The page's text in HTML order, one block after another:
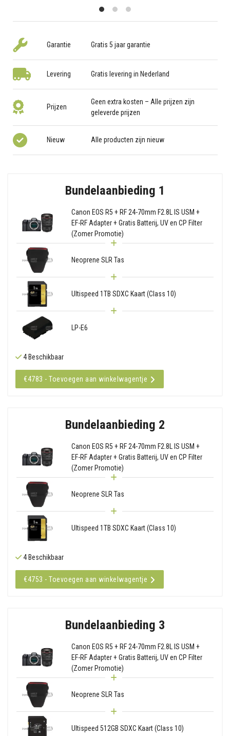
Garantie Gratis 5 jaar garantie
Levering Gratis levering in Nederland
Prijzen
Geen extra kosten – Alle prijzen zijn
geleverde prijzen
Nieuw Alle producten zijn nieuw
Bundelaanbieding 1
Canon EOS R5 + RF 24-70mm F2.8L IS USM +
EF-RF Adapter + Gratis Batterij, UV en CP Filter
(Zomer Promotie)
Neoprene SLR Tas
Ultispeed 1TB SDXC Kaart (Class 10)
LP-E6
4 Beschikbaar
€4783 - Toevoegen aan winkelwagentje
Bundelaanbieding 2
Canon EOS R5 + RF 24-70mm F2.8L IS USM +
EF-RF Adapter + Gratis Batterij, UV en CP Filter
(Zomer Promotie)
Neoprene SLR Tas
Ultispeed 1TB SDXC Kaart (Class 10)
4 Beschikbaar
€4753 - Toevoegen aan winkelwagentje
Bundelaanbieding 3
Canon EOS R5 + RF 24-70mm F2.8L IS USM +
EF-RF Adapter + Gratis Batterij, UV en CP Filter
(Zomer Promotie)
Neoprene SLR Tas
Ultispeed 512GB SDXC Kaart (Class 10)